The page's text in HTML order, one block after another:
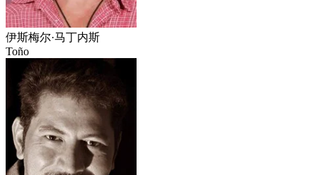
伊斯梅尔·马丁内斯
Toño